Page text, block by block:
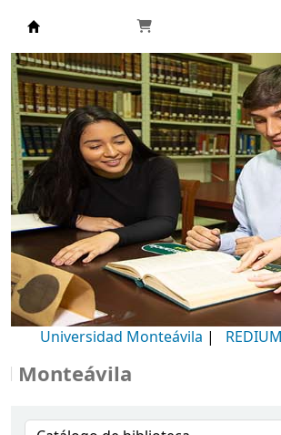
Biblioteca Universidad
Universidad Monteávila |